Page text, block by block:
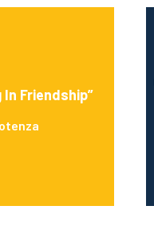
In Friendship”